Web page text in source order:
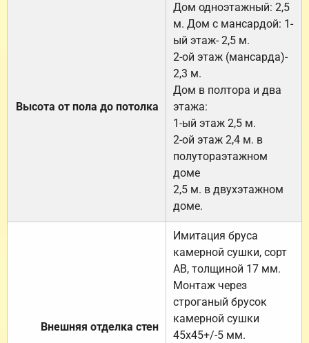
Высота от пола до потолка
Дом одноэтажный: 2,5
м. Дом с мансардой: 1-
ый этаж- 2,5 м.
2-ой этаж (мансарда)-
2,3 м.
Дом в полтора и два
этажа:
1-ый этаж 2,5 м.
2-ой этаж 2,4 м. в
полутораэтажном
доме
2,5 м. в двухэтажном
доме.
Внешняя отделка стен
Имитация бруса
камерной сушки, сорт
АВ, толщиной 17 мм.
Монтаж через
строганый брусок
камерной сушки
45х45+/-5 мм.